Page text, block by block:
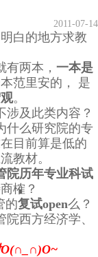
2011-07-14
白的地方求教
两本， 一本是
范里安的， 是
。
涉及此类内容？
什么研究院的专
目前算是低的
教材。
院历年专业科试
榷？
的复试open么？
西方经济学、